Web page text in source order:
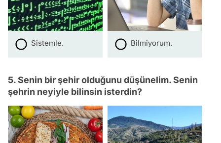
Sistemle. Bilmiyorum.
5. Senin bir şehir olduğunu düşünelim. Senin
şehrin neyiyle bilinsin isterdin?